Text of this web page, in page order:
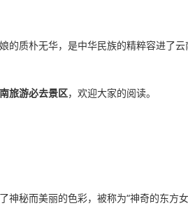
质朴无华，是中华民族的精粹容进了
旅游必去景区，欢迎大家的阅读。
了神秘而美丽的色彩，被称为“神奇的东方女